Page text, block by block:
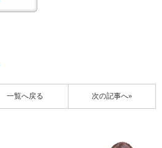
次の記事へ»
一覧へ戻る